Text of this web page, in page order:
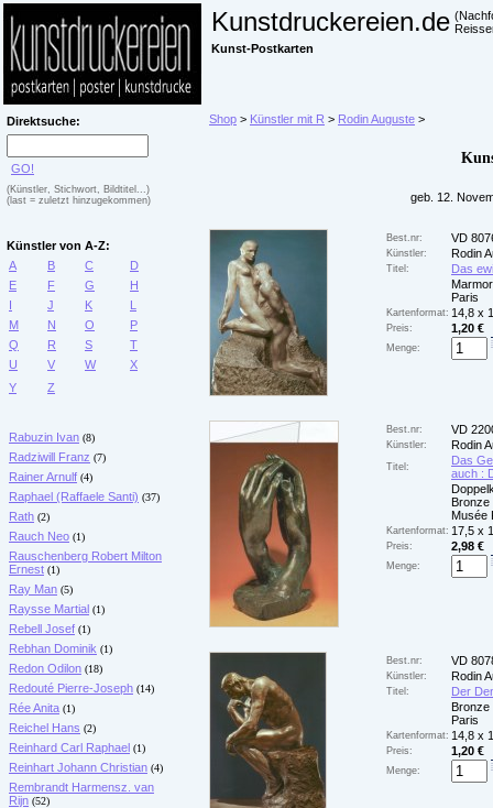
Kunstdruckereien.de
Kunst-Postkarten
Direktsuche:
GO!
(Künstler, Stichwort, Bildtitel...)
(last = zuletzt hinzugekommen)
Künstler von A-Z:
A
B C
D
E
F G
H
I
J K
L
M
N O
P
Q
R S
T
U
V W
X
Y
Z
Rabuzin Ivan (8)
Radziwill Franz (7)
Rainer Arnulf (4)
Raphael (Raffaele Santi) (37)
Rath (2)
Rauch Neo (1)
Rauschenberg Robert Milton
Ernest (1)
Ray Man (5)
Raysse Martial (1)
Rebell Josef (1)
Rebhan Dominik (1)
Redon Odilon (18)
Redouté Pierre-Joseph (14)
Rée Anita (1)
Reichel Hans (2)
Reinhard Carl Raphael (1)
Reinhart Johann Christian (4)
Rembrandt Harmensz. van
Rijn (52)
Shop > Künstler mit R > Rodin Auguste >
geb. 12.
Best.nr: VD
Künstler: Rodin
Titel:
Das
Paris
Kartenformat: 14,8 x
Preis: 1,20 €
Menge:
Best.nr: VD
Künstler: Rodin
Titel:
Das
auch :
Bronze
Musée
Kartenformat: 17,5 x
Preis: 2,98 €
Menge:
Best.nr: VD
Künstler: Rodin
Titel:
Der
Bronze
Paris
Kartenformat: 14,8 x
Preis: 1,20 €
Menge: